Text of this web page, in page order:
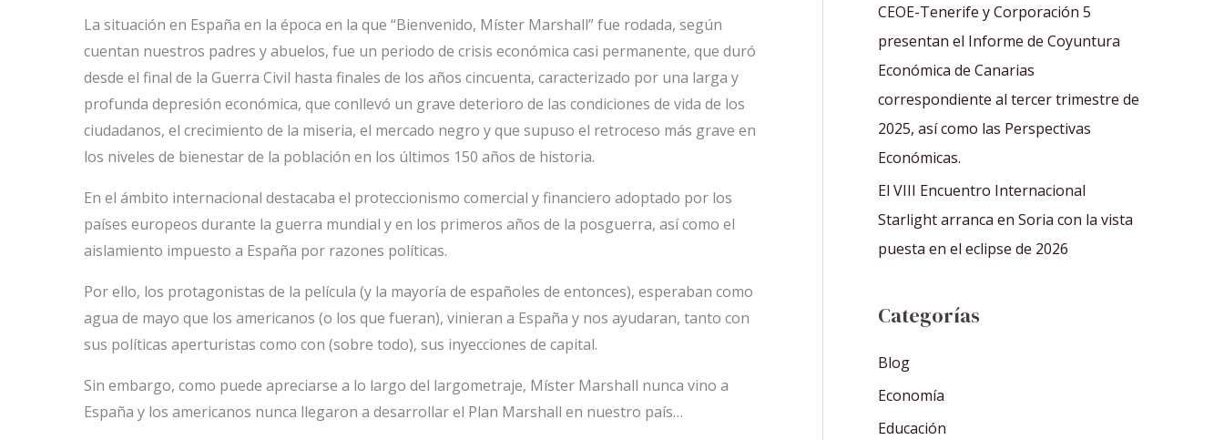
La situación en España en la época en la que “Bienvenido, Míster Marshall” fue rodada, según
cuentan nuestros padres y abuelos, fue un periodo de crisis económica casi permanente, que duró
desde el final de la Guerra Civil hasta finales de los años cincuenta, caracterizado por una larga y
profunda depresión económica, que conllevó un grave deterioro de las condiciones de vida de los
ciudadanos, el crecimiento de la miseria, el mercado negro y que supuso el retroceso más grave en
los niveles de bienestar de la población en los últimos 150 años de historia.
En el ámbito internacional destacaba el proteccionismo comercial y financiero adoptado por los
países europeos durante la guerra mundial y en los primeros años de la posguerra, así como el
aislamiento impuesto a España por razones políticas.
Por ello, los protagonistas de la película (y la mayoría de españoles de entonces), esperaban como
agua de mayo que los americanos (o los que fueran), vinieran a España y nos ayudaran, tanto con
sus políticas aperturistas como con (sobre todo), sus inyecciones de capital.
Sin embargo, como puede apreciarse a lo largo del largometraje, Míster Marshall nunca vino a
España y los americanos nunca llegaron a desarrollar el Plan Marshall en nuestro país…
CEOE-Tenerife y Corporación 5
presentan el Informe de Coyuntura
Económica de Canarias
correspondiente al tercer trimestre de
2025, así como las Perspectivas
Económicas.
El VIII Encuentro Internacional
Starlight arranca en Soria con la vista
puesta en el eclipse de 2026
Categorías
Blog
Economía
Educación